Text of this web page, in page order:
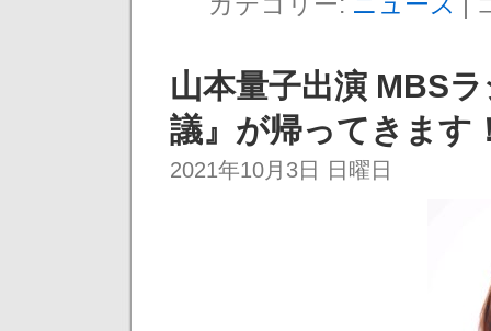
山本量子出演 MBS
議』が帰ってきます
2021年10月3日 日曜日